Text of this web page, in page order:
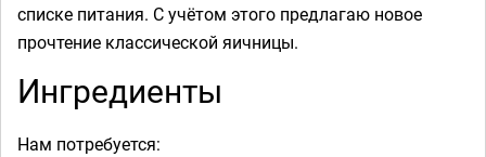
списке питания. С учётом этого предлагаю новое
прочтение классической яичницы.
Ингредиенты
Нам потребуется: